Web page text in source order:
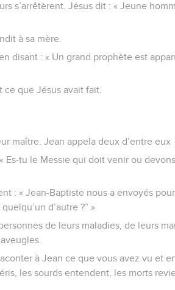
s’arrêtèrent. Jésus dit : « Jeune
à sa mère.
disant : « Un grand prophète est
que Jésus avait fait.
maître. Jean appela deux d’entre eux
Es-tu le Messie qui doit venir ou
: « Jean-Baptiste nous a envoyés
d’autre ?” »
de leurs maladies, de leurs
à Jean ce que vous avez vu et
les sourds entendent, les morts